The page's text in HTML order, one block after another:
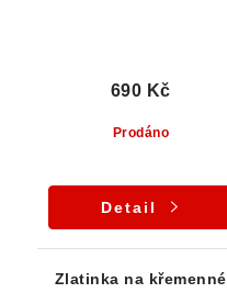
Prodáno
690 Kč
Detail
Zlatinka na křemenné